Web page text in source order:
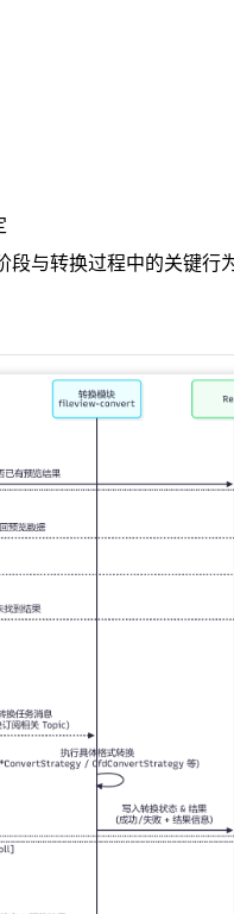
段与转换过程中的关键行